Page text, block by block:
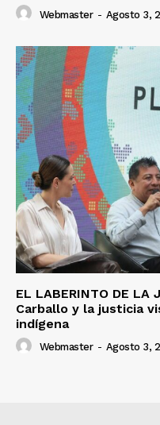
Webmaster - Agosto 3,
EL LABERINTO DE LA
Carballo y la justicia
indígena
Webmaster - Agosto 3,